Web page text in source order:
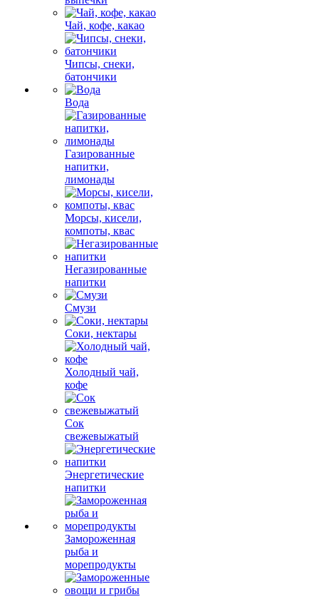
Чай, кофе, какао
Чипсы, снеки,
батончики
Вода
Газированные
напитки,
лимонады
Морсы, кисели,
компоты, квас
Негазированные
напитки
Смузи
Соки, нектары
Холодный чай,
кофе
Сок
свежевыжатый
Энергетические
напитки
Замороженная
рыба и
морепродукты